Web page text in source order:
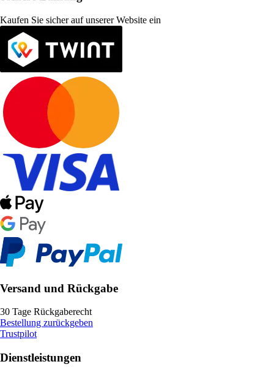
Kaufen Sie sicher auf unserer Website ein
Versand und Rückgabe
30 Tage Rückgaberecht
Bestellung zurückgeben
Trustpilot
Dienstleistungen